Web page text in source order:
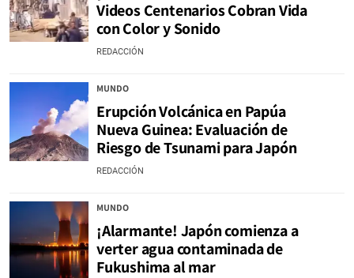
Videos Centenarios Cobran Vida
con Color y Sonido
REDACCIÓN
MUNDO
Erupción Volcánica en Papúa
Nueva Guinea: Evaluación de
Riesgo de Tsunami para Japón
REDACCIÓN
MUNDO
¡Alarmante! Japón comienza a
verter agua contaminada de
Fukushima al mar